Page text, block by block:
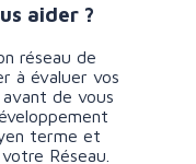
aider ?
réseau de
à évaluer vos
de vous
terme et
Réseau.